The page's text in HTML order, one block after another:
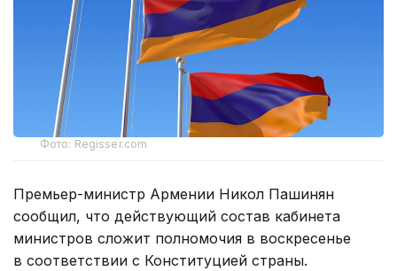
Фото: Regisser.com
Премьер-министр Армении Никол Пашинян
сообщил, что действующий состав кабинета
министров сложит полномочия в воскресенье
в соответствии с Конституцией страны.